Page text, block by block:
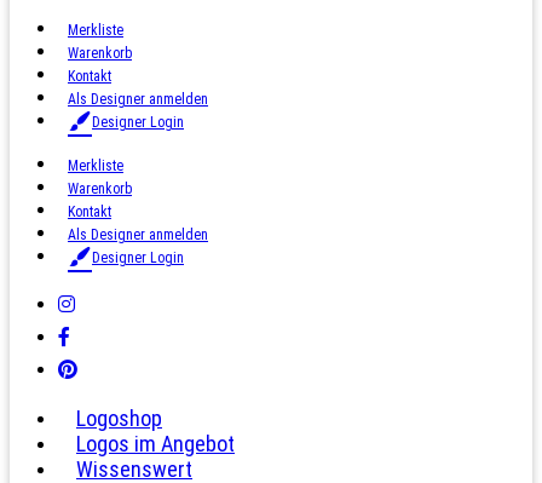
Merkliste
Warenkorb
Kontakt
Als Designer anmelden
Designer Login
Merkliste
Warenkorb
Kontakt
Als Designer anmelden
Designer Login
Logoshop
Logos im Angebot
Wissenswert